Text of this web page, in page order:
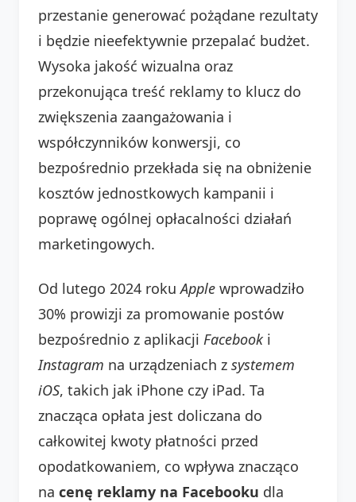
przestanie generować pożądane rezultaty
i będzie nieefektywnie przepalać budżet.
Wysoka jakość wizualna oraz
przekonująca treść reklamy to klucz do
zwiększenia zaangażowania i
współczynników konwersji, co
bezpośrednio przekłada się na obniżenie
kosztów jednostkowych kampanii i
poprawę ogólnej opłacalności działań
marketingowych.
Od lutego 2024 rokuApple wprowadziło
30% prowizji za promowanie postów
bezpośrednio z aplikacji Facebook i
Instagram na urządzeniach z systemem
iOS, takich jak iPhone czy iPad. Ta
znacząca opłata jest doliczana do
całkowitej kwoty płatności przed
opodatkowaniem, co wpływa znacząco
na cenę reklamy na Facebooku dla